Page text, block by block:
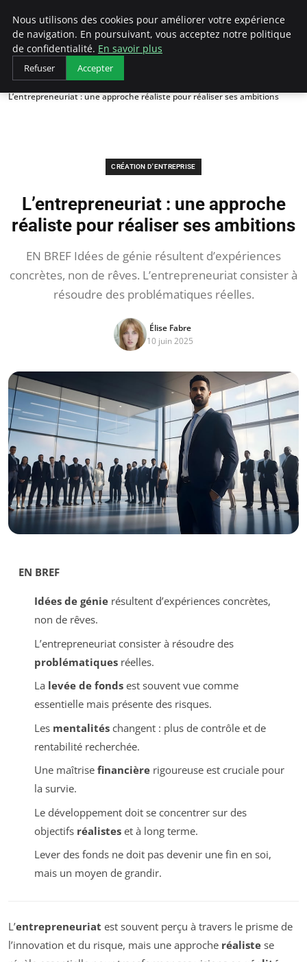
LECFCM
Accueil
Création d'entreprise
L’entrepreneuriat : une approche réaliste pour réaliser ses ambitions
CRÉATION D'ENTREPRISE
L’entrepreneuriat : une approche
réaliste pour réaliser ses ambitions
EN BREF Idées de génie résultent d’expériences
concrètes, non de rêves. L’entrepreneuriat consister à
résoudre des problématiques réelles.
Élise Fabre
10 juin 2025
EN BREF
Idées de génierésultent d’expériences concrètes,
non de rêves.
L’entrepreneuriat consister à résoudre des
problématiquesréelles.
La levée de fondsest souvent vue comme
essentielle mais présente des risques.
Les mentalitéschangent : plus de contrôle et de
rentabilité recherchée.
Une maîtrise financièrerigoureuse est cruciale pour
la survie.
Le développement doit se concentrer sur des
objectifs réalisteset à long terme.
Lever des fonds ne doit pas devenir une fin en soi,
mais un moyen de grandir.
L’entrepreneuriat est souvent perçu à travers le prisme de
l’innovation et du risque, mais une approche réaliste se
Nous utilisons des cookies pour améliorer votre expérience
de navigation. En poursuivant, vous acceptez notre politique
de confidentialité. En savoir plus
Refuser Accepter